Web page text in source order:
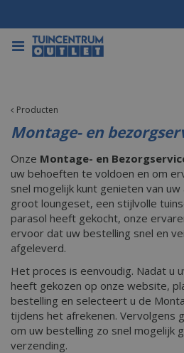
Producten
Montage- en
Onze Montage- en
uw behoeften te voldoen en om
snel mogelijk kunt genieten van uw
groot loungeset, een stijlvolle
parasol heeft gekocht, onze
ervoor dat uw bestelling snel en
afgeleverd.
Het proces is eenvoudig. Nadat u
heeft gekozen op onze website,
bestelling en selecteert u de
tijdens het afrekenen. Vervolgens
om uw bestelling zo snel mogelijk
verzending.